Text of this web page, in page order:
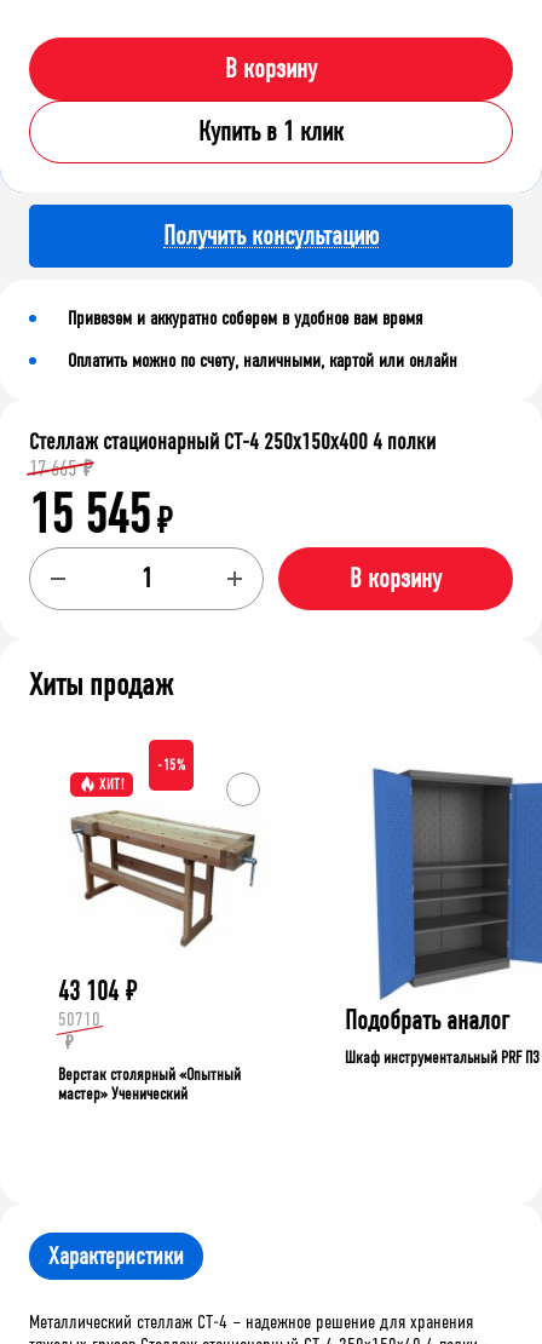
В корзину
Купить в 1 клик
Получить консультацию
Привезем и аккуратно соберем в удобное вам время
Оплатить можно по счету, наличными, картой или онлайн
Стеллаж стационарный СТ-4 250x150x400 4 полки
17 665 ₽
15 545₽
В корзину
Хиты продаж
ХИТ!
-15%
43 104 ₽
50710
₽
Верстак столярный «Опытный
мастер» Ученический
Подобрать аналог
Шкаф инструментальный PRF П3
Характеристики
Металлический стеллаж СТ-4 – надежное решение для хранения